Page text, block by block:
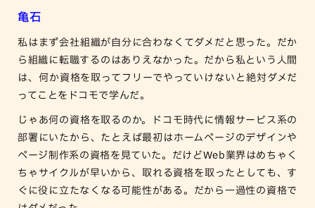
亀石
私はまず会社組織が自分に合わなくてダメだと思った。だか
ら組織に転職するのはありえなかった。だから私という人間
は、何か資格を取ってフリーでやっていけないと絶対ダメだ
ってことをドコモで学んだ。
じゃあ何の資格を取るのか。ドコモ時代に情報サービス系の
部署にいたから、たとえば最初はホームページのデザインや
ページ制作系の資格を見ていた。だけどWeb業界はめちゃく
ちゃサイクルが早いから、取れる資格を取ったとしても、す
ぐに役に立たなくなる可能性がある。だから一過性の資格で